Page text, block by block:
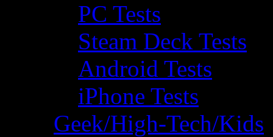
PC Tests
Steam Deck Tests
Android Tests
iPhone Tests
Geek/High-Tech/Kids